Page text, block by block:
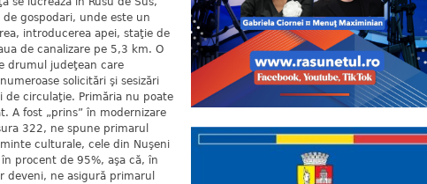
de gospodari, unde este un
introducerea apei, staţie de
de canalizare pe 5,3 km. O
drumul judeţean care
solicitări şi sesizări
de circulaţie. Primăria nu poate
A fost „prins” în modernizare
322, ne spune primarul
culturale, cele din Nuşeni
procent de 95%, aşa că, în
deveni, ne asigură primarul